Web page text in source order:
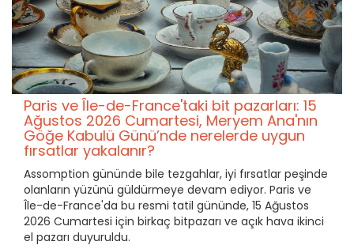
Paris ve Île-de-France'taki bit pazarları: 15
Ağustos 2026 Cumartesi, Meryem Ana'nın
Göğe Kabulü Günü’nde nerelerde uygun
fırsatlar yakalanır?
Assomption gününde bile tezgahlar, iyi fırsatlar peşinde
olanların yüzünü güldürmeye devam ediyor. Paris ve
Île-de-France'da bu resmi tatil gününde, 15 Ağustos
2026 Cumartesi için birkaç bitpazarı ve açık hava ikinci
el pazarı duyuruldu.